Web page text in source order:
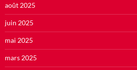
août 2025
juin 2025
mai 2025
mars 2025